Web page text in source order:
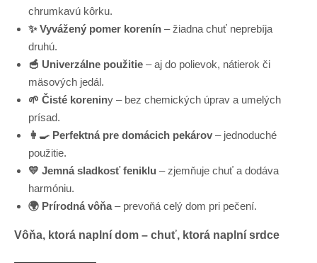
chrumkavú kôrku.
✨ Vyvážený pomer korenín – žiadna chuť neprebíja
druhú.
🥣 Univerzálne použitie – aj do polievok, nátierok či
mäsových jedál.
🌱 Čisté koreniny – bez chemických úprav a umelých
prísad.
👩‍🍳 Perfektná pre domácich pekárov – jednoduché
použitie.
💛 Jemná sladkosť feniklu – zjemňuje chuť a dodáva
harmóniu.
🌍 Prírodná vôňa– prevoňá celý dom pri pečení.
Vôňa, ktorá naplní dom – chuť, ktorá naplní srdce